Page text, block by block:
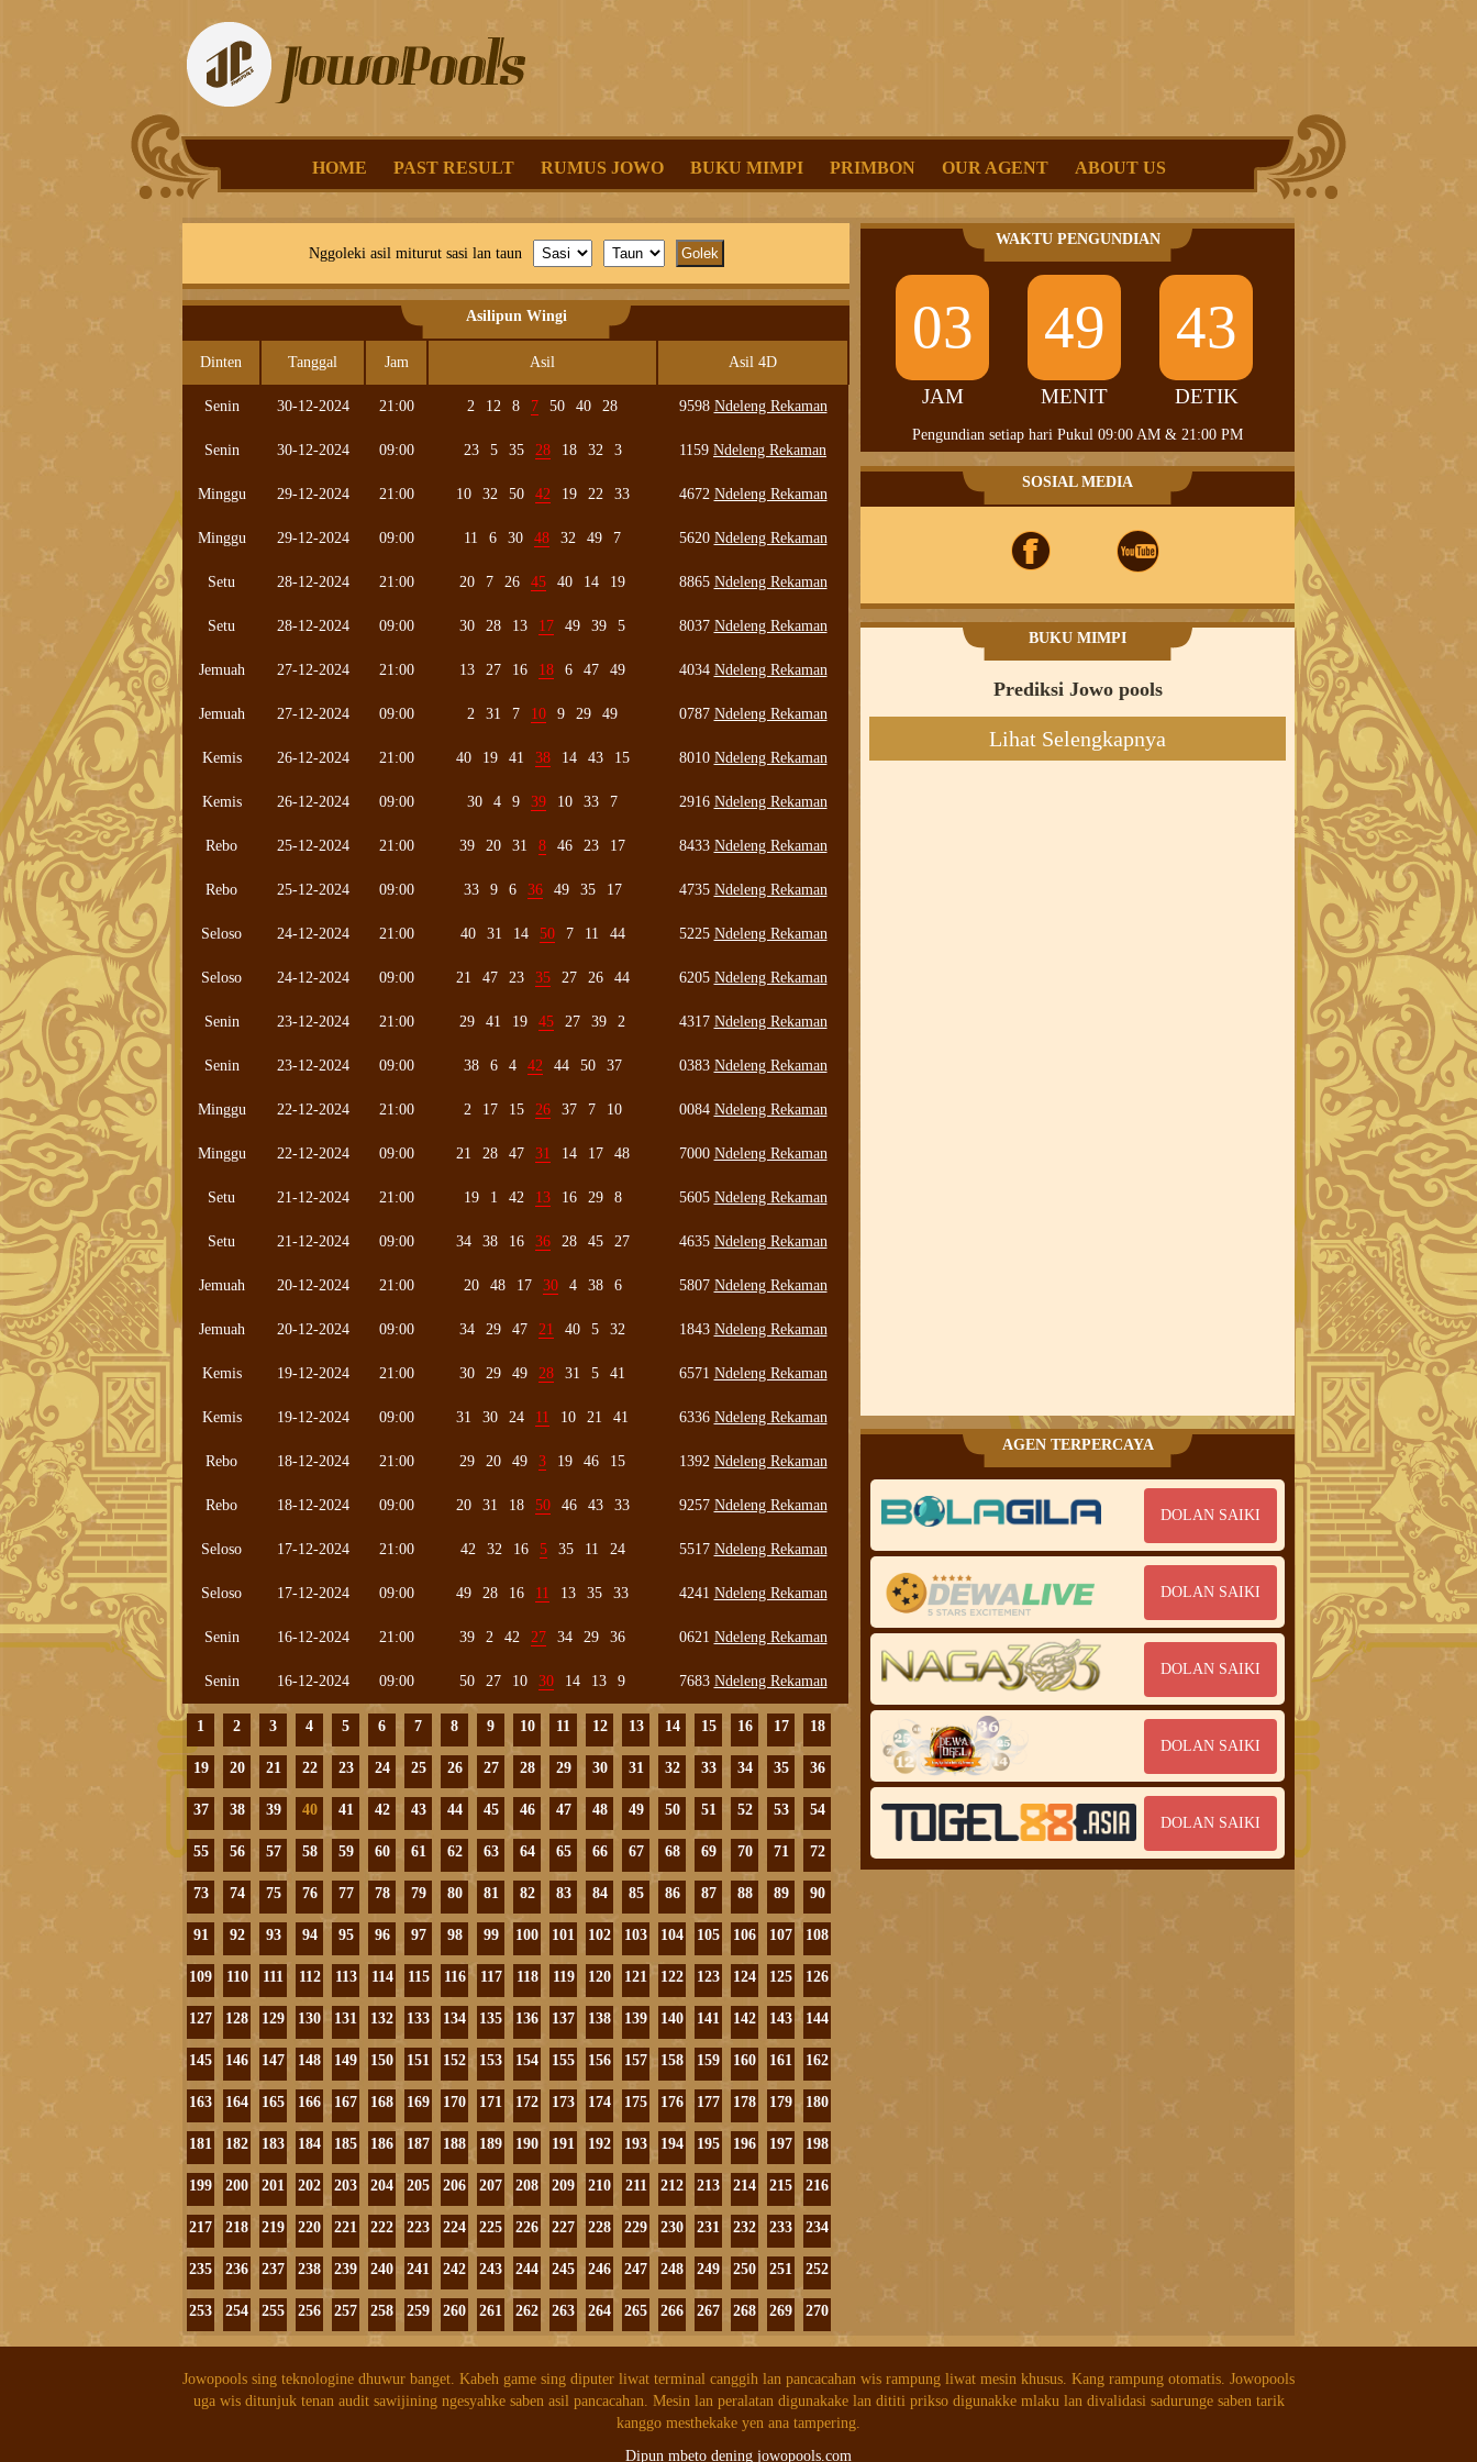
HOME PAST RESULT RUMUS JOWO BUKU MIMPI PRIMBON OUR AGENT ABOUT US
Nggoleki asil miturut sasi lan taun
Asilipun Wingi
Dinten Tanggal Jam Asil Asil 4D
Senin 30-12-2024 21:00 2 12 8 7 50 40 28 9598 Ndeleng Rekaman
Senin 30-12-2024 09:00 23 5 35 28 18 32 3 1159 Ndeleng Rekaman
Minggu 29-12-2024 21:00 10 32 50 42 19 22 33 4672 Ndeleng Rekaman
Minggu 29-12-2024 09:00 11 6 30 48 32 49 7 5620 Ndeleng Rekaman
Setu 28-12-2024 21:00 20 7 26 45 40 14 19 8865 Ndeleng Rekaman
Setu 28-12-2024 09:00 30 28 13 17 49 39 5 8037 Ndeleng Rekaman
Jemuah 27-12-2024 21:00 13 27 16 18 6 47 49 4034 Ndeleng Rekaman
Jemuah 27-12-2024 09:00 2 31 7 10 9 29 49 0787 Ndeleng Rekaman
Kemis 26-12-2024 21:00 40 19 41 38 14 43 15 8010 Ndeleng Rekaman
Kemis 26-12-2024 09:00 30 4 9 39 10 33 7 2916 Ndeleng Rekaman
Rebo 25-12-2024 21:00 39 20 31 8 46 23 17 8433 Ndeleng Rekaman
Rebo 25-12-2024 09:00 33 9 6 36 49 35 17 4735 Ndeleng Rekaman
Seloso 24-12-2024 21:00 40 31 14 50 7 11 44 5225 Ndeleng Rekaman
Seloso 24-12-2024 09:00 21 47 23 35 27 26 44 6205 Ndeleng Rekaman
Senin 23-12-2024 21:00 29 41 19 45 27 39 2 4317 Ndeleng Rekaman
Senin 23-12-2024 09:00 38 6 4 42 44 50 37 0383 Ndeleng Rekaman
Minggu 22-12-2024 21:00 2 17 15 26 37 7 10 0084 Ndeleng Rekaman
Minggu 22-12-2024 09:00 21 28 47 31 14 17 48 7000 Ndeleng Rekaman
Setu 21-12-2024 21:00 19 1 42 13 16 29 8 5605 Ndeleng Rekaman
Setu 21-12-2024 09:00 34 38 16 36 28 45 27 4635 Ndeleng Rekaman
Jemuah 20-12-2024 21:00 20 48 17 30 4 38 6 5807 Ndeleng Rekaman
Jemuah 20-12-2024 09:00 34 29 47 21 40 5 32 1843 Ndeleng Rekaman
Kemis 19-12-2024 21:00 30 29 49 28 31 5 41 6571 Ndeleng Rekaman
Kemis 19-12-2024 09:00 31 30 24 11 10 21 41 6336 Ndeleng Rekaman
Rebo 18-12-2024 21:00 29 20 49 3 19 46 15 1392 Ndeleng Rekaman
Rebo 18-12-2024 09:00 20 31 18 50 46 43 33 9257 Ndeleng Rekaman
Seloso 17-12-2024 21:00 42 32 16 5 35 11 24 5517 Ndeleng Rekaman
Seloso 17-12-2024 09:00 49 28 16 11 13 35 33 4241 Ndeleng Rekaman
Senin 16-12-2024 21:00 39 2 42 27 34 29 36 0621 Ndeleng Rekaman
Senin 16-12-2024 09:00 50 27 10 30 14 13 9 7683 Ndeleng Rekaman
1 2 3 4 5 6 7 8 9 10 11 12 13 14 15 16 17 18
19 20 21 22 23 24 25 26 27 28 29 30 31 32 33 34 35 36
37 38 39 40 41 42 43 44 45 46 47 48 49 50 51 52 53 54
55 56 57 58 59 60 61 62 63 64 65 66 67 68 69 70 71 72
73 74 75 76 77 78 79 80 81 82 83 84 85 86 87 88 89 90
91 92 93 94 95 96 97 98 99 100 101 102 103 104 105 106 107 108
109 110 111 112 113 114 115 116 117 118 119 120 121 122 123 124 125 126
127 128 129 130 131 132 133 134 135 136 137 138 139 140 141 142 143 144
145 146 147 148 149 150 151 152 153 154 155 156 157 158 159 160 161 162
163 164 165 166 167 168 169 170 171 172 173 174 175 176 177 178 179 180
181 182 183 184 185 186 187 188 189 190 191 192 193 194 195 196 197 198
199 200 201 202 203 204 205 206 207 208 209 210 211 212 213 214 215 216
217 218 219 220 221 222 223 224 225 226 227 228 229 230 231 232 233 234
235 236 237 238 239 240 241 242 243 244 245 246 247 248 249 250 251 252
253 254 255 256 257 258 259 260 261 262 263 264 265 266 267 268 269 270
WAKTU PENGUNDIAN
03
JAM
49
MENIT
42
DETIK
Pengundian setiap hari Pukul 09:00 AM & 21:00 PM
SOSIAL MEDIA
BUKU MIMPI
Prediksi Jowo pools
Lihat Selengkapnya
AGEN TERPERCAYA
DOLAN SAIKI
DOLAN SAIKI
DOLAN SAIKI
DOLAN SAIKI
DOLAN SAIKI
Jowopools sing teknologine dhuwur banget. Kabeh game sing diputer liwat terminal canggih lan pancacahan wis rampung liwat mesin khusus. Kang rampung otomatis. Jowopools
uga wis ditunjuk tenan audit sawijining ngesyahke saben asil pancacahan. Mesin lan peralatan digunakake lan dititi prikso digunakke mlaku lan divalidasi sadurunge saben tarik
kanggo mesthekake yen ana tampering.
Dipun mbeto dening jowopools.com